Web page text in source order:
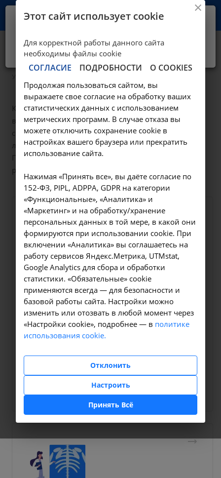
Диагностика
Качественная диагностика – первый шаг на пути к
выздоровлению и крепкому здоровью. Мы
специализируемся на лучевой, ультразвуковой и
лабораторной диагностике любой сложности.
Пройдите обследование и быстро получите
результаты в НИИ КЛИНИЧЕСКОЙ МЕДИЦИНЫ!
Диагностика
Лабораторная диагностика
Быстрый и надежный способ узнать, что не так с
вашим организмом. В филиалах НИИ КЛИНИЧЕСКОЙ
проводим общеклинические, биохимические,
лабораторные исследования.
Ваш город -Иркутск?
Да, верно Нет, выбрать другой
Этот сайт использует cookie
Для корректной работы данного сайта
необходимы файлы cookie
СОГЛАСИЕ ПОДРОБНОСТИ О COOKIES
Продолжая пользоваться сайтом, вы
выражаете свое согласие на обработку ваших
статистических данных с использованием
метрических программ. В случае отказа вы
можете отключить сохранение cookie в
настройках вашего браузера или прекратить
использование сайта.
Нажимая «Принять все», вы даёте согласие по
152-ФЗ, PIPL, ADPPA, GDPR на категории
«Функциональные», «Аналитика» и
«Маркетинг» и на обработку/хранение
персональных данных в той мере, в какой они
формируются при использовании cookie. При
включении «Аналитика» вы соглашаетесь на
работу сервисов Яндекс.Метрика, UTMstat,
Google Analytics для сбора и обработки
статистики. «Обязательные» cookie
применяются всегда — для безопасности и
базовой работы сайта. Настройки можно
изменить или отозвать в любой момент через
«Настройки cookie», подробнее — в политике
использования cookie.
Отклонить
Настроить
Принять Всё